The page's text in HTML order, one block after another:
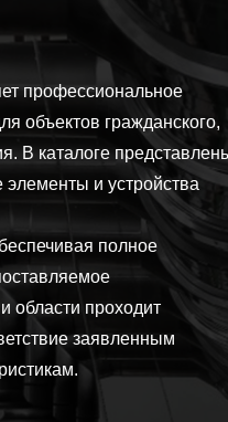
профессиональное
объектов гражданского,
В каталоге
и устройства
полное
области проходит
заявленным